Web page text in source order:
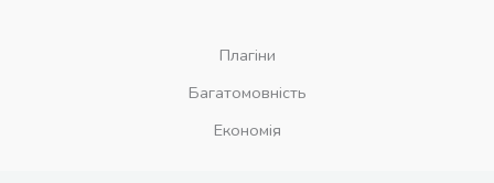
Плагіни
Багатомовність
Економія